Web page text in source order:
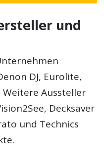
und
DJ, Eurolite,
Weitere Aussteller
Decksaver
und Technics